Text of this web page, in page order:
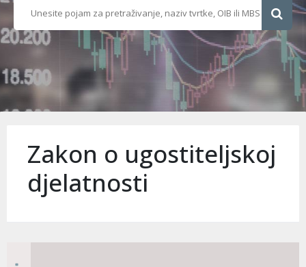
Zakon o ugostiteljskoj
djelatnosti